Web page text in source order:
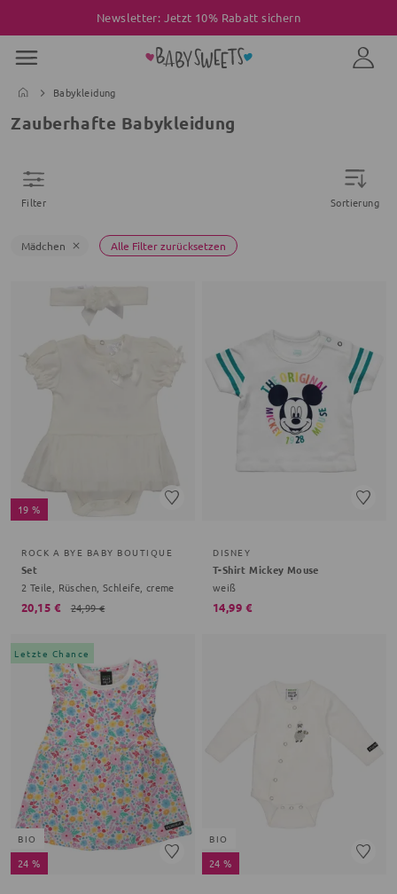
Newsletter: Jetzt 10% Rabatt sichern
Babykleidung
Zauberhafte Babykleidung
Filter Sortierung
Mädchen Alle Filter zurücksetzen
19 %
ROCK A BYE BABY BOUTIQUE
Set
2 Teile, Rüschen, Schleife, creme
20,15 € 24,99 €
DISNEY
T-Shirt Mickey Mouse
weiß
14,99 €
Letzte Chance
BIO
24 %
BIO
24 %